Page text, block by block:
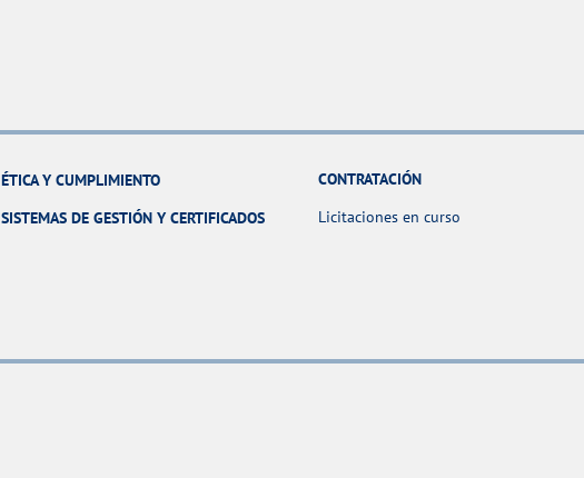
ÉTICA Y CUMPLIMIENTO
SISTEMAS DE GESTIÓN Y CERTIFICADOS
CONTRATACIÓN
Licitaciones en curso